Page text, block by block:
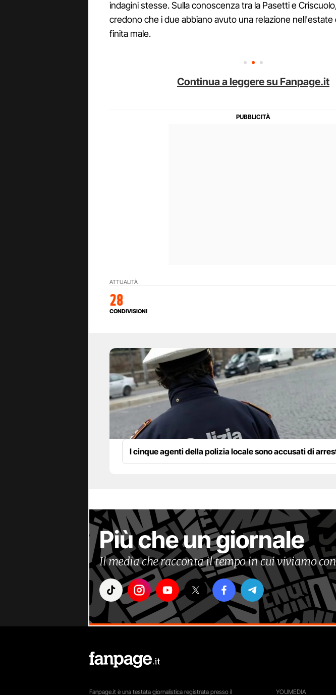
indagini stesse. Sulla conoscenza tra la Pasetti e
credono che i due abbiano avuto una relazione nell'estate
finita male.
Continua a leggere su Fanpage.it
ATTUALITÀ
28
CONDIVISIONI
I cinque agenti della polizia locale sono accusati di
Più che un giornale
Il media che racconta il tempo in cui viviamo
YOUMEDIA
Fanpage.it è una testata giornalistica registrata presso il